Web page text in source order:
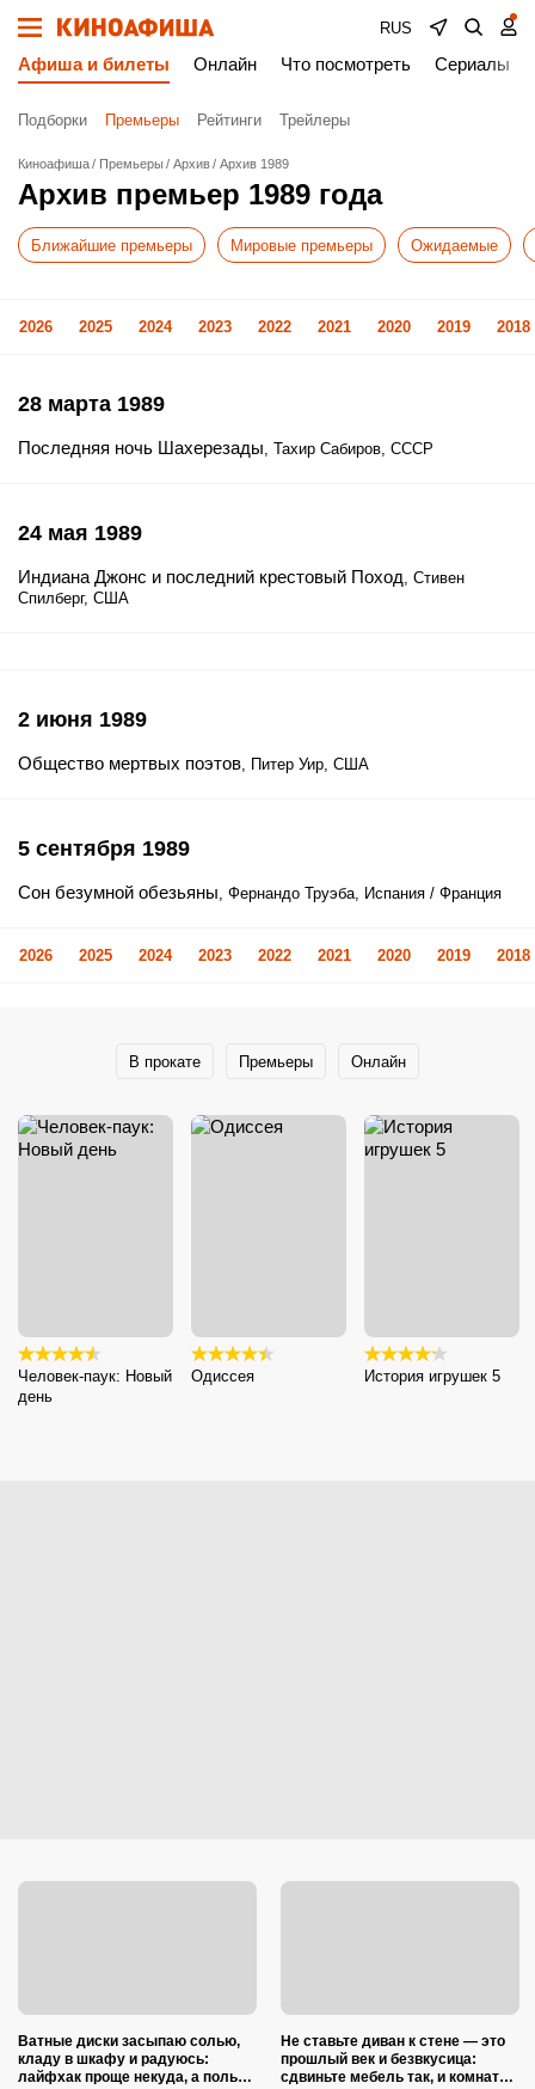
RUS
Афиша и билеты Онлайн Что посмотреть Сериалы
Подборки Премьеры Рейтинги Трейлеры
Киноафиша Премьеры Архив Архив 1989
Архив премьер 1989 года
Ближайшие премьеры Мировые премьеры Ожидаемые
2026 2025 2024 2023 2022 2021 2020 2019 2018
28 марта 1989
Последняя ночь Шахерезады, Тахир Сабиров, СССР
24 мая 1989
Индиана Джонс и последний крестовый Поход, Стивен
Спилберг, США
2 июня 1989
Общество мертвых поэтов, Питер Уир, США
5 сентября 1989
Сон безумной обезьяны, Фернандо Труэба, Испания / Франция
2026 2025 2024 2023 2022 2021 2020 2019 2018
В прокате Премьеры Онлайн
Человек-паук: Новый
день
Одиссея История игрушек 5
Ватные диски засыпаю солью,
кладу в шкафу и радуюсь:
лайфхак проще некуда, а пользы
Не ставьте диван к стене — это
прошлый век и безвкусица:
сдвиньте мебель так, и комната